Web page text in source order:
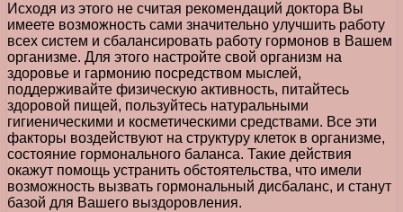
Исходя из этого не считая рекомендаций доктора Вы
имеете возможность сами значительно улучшить работу
всех систем и сбалансировать работу гормонов в Вашем
организме. Для этого настройте свой организм на
здоровье и гармонию посредством мыслей,
поддерживайте физическую активность, питайтесь
здоровой пищей, пользуйтесь натуральными
гигиеническими и косметическими средствами. Все эти
факторы воздействуют на структуру клеток в организме,
состояние гормонального баланса. Такие действия
окажут помощь устранить обстоятельства, что имели
возможность вызвать гормональный дисбаланс, и станут
базой для Вашего выздоровления.